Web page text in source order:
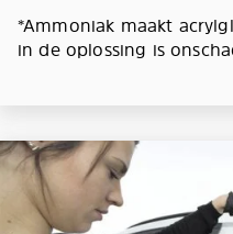
*Ammoniak maakt
in de oplossing is